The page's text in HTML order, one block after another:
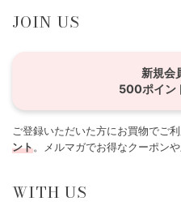
JOIN US
新規会
500ポイン
ご登録いただいた方にお買物でご
ント。メルマガでお得なクーポン
WITH US